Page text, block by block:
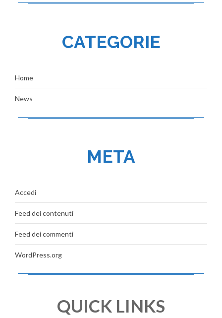
CATEGORIE
Home
News
META
Accedi
Feed dei contenuti
Feed dei commenti
WordPress.org
QUICK LINKS